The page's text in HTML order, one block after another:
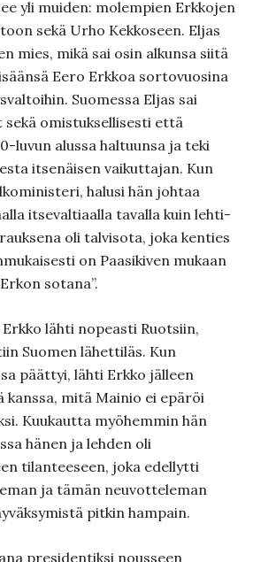
yli muiden: molempien Erkkojen
sekä Urho Kekkoseen. Eljas
mies, mikä sai osin alkunsa siitä
Eero Erkkoa sortovuosina
Suomessa Eljas sai
sekä omistuksellisesti että
luvun alussa haltuunsa ja teki
itsenäisen vaikuttajan. Kun
halusi hän johtaa
itsevaltiaalla tavalla kuin lehti-
oli talvisota, joka kenties
on Paasikiven mukaan
sotana”.
lähti nopeasti Ruotsiin,
Suomen lähettiläs. Kun
päättyi, lähti Erkko jälleen
kanssa, mitä Mainio ei epäröi
Kuukautta myöhemmin hän
hänen ja lehden oli
tilanteeseen, joka edellytti
ja tämän neuvotteleman
pitkin hampain.
presidentiksi nousseen